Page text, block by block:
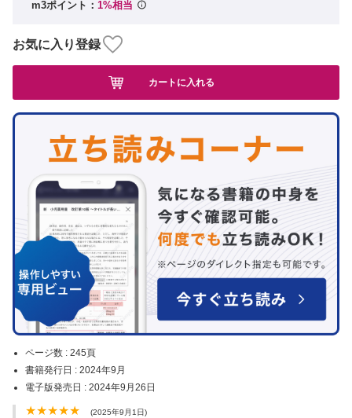
ページ数 : 245頁
書籍発行日 : 2024年9月
電子版発売日 : 2024年9月26日
(2025年9月1日)
m3ポイント： 1%相当
お気に入り登録
カートに入れる